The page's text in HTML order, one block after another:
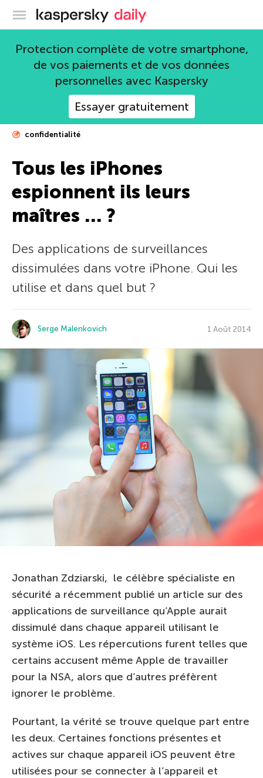
Blog officiel de Kaspersky
Protection complète de votre smartphone,
de vos paiements et de vos données
personnelles avec Kaspersky
Essayer gratuitement
confidentialité
Tous les iPhones
espionnent ils leurs
maîtres … ?
Des applications de surveillances
dissimulées dans votre iPhone. Qui les
utilise et dans quel but ?
Serge Malenkovich 1 Août 2014
Jonathan Zdziarski, le célèbre spécialiste en
sécurité a récemment publié un article sur des
applications de surveillance qu’Apple aurait
dissimulé dans chaque appareil utilisant le
système iOS. Les répercutions furent telles que
certains accusent même Apple de travailler
pour la NSA, alors que d’autres préfèrent
ignorer le problème.
Pourtant, la vérité se trouve quelque part entre
les deux. Certaines fonctions présentes et
actives sur chaque appareil iOS peuvent être
utilisées pour se connecter à l’appareil et